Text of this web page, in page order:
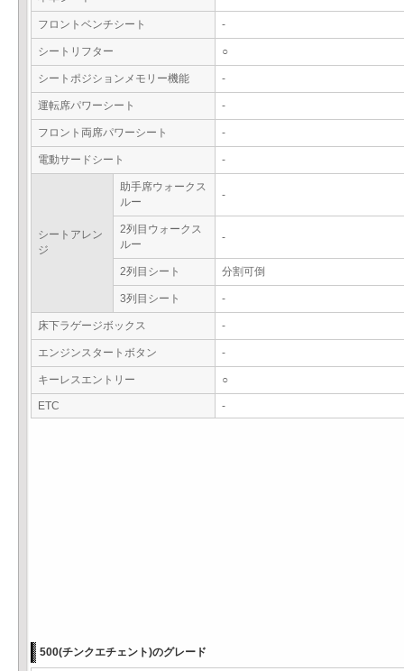
フロントベンチシート -
シートリフター ○
シートポジションメモリー機能 -
運転席パワーシート -
フロント両席パワーシート -
電動サードシート -
シートアレン
ジ
助手席ウォークス
ルー
-
2列目ウォークス
ルー
-
2列目シート 分割可倒
3列目シート -
床下ラゲージボックス -
エンジンスタートボタン -
キーレスエントリー ○
ETC -
500(チンクエチェント)のグレード